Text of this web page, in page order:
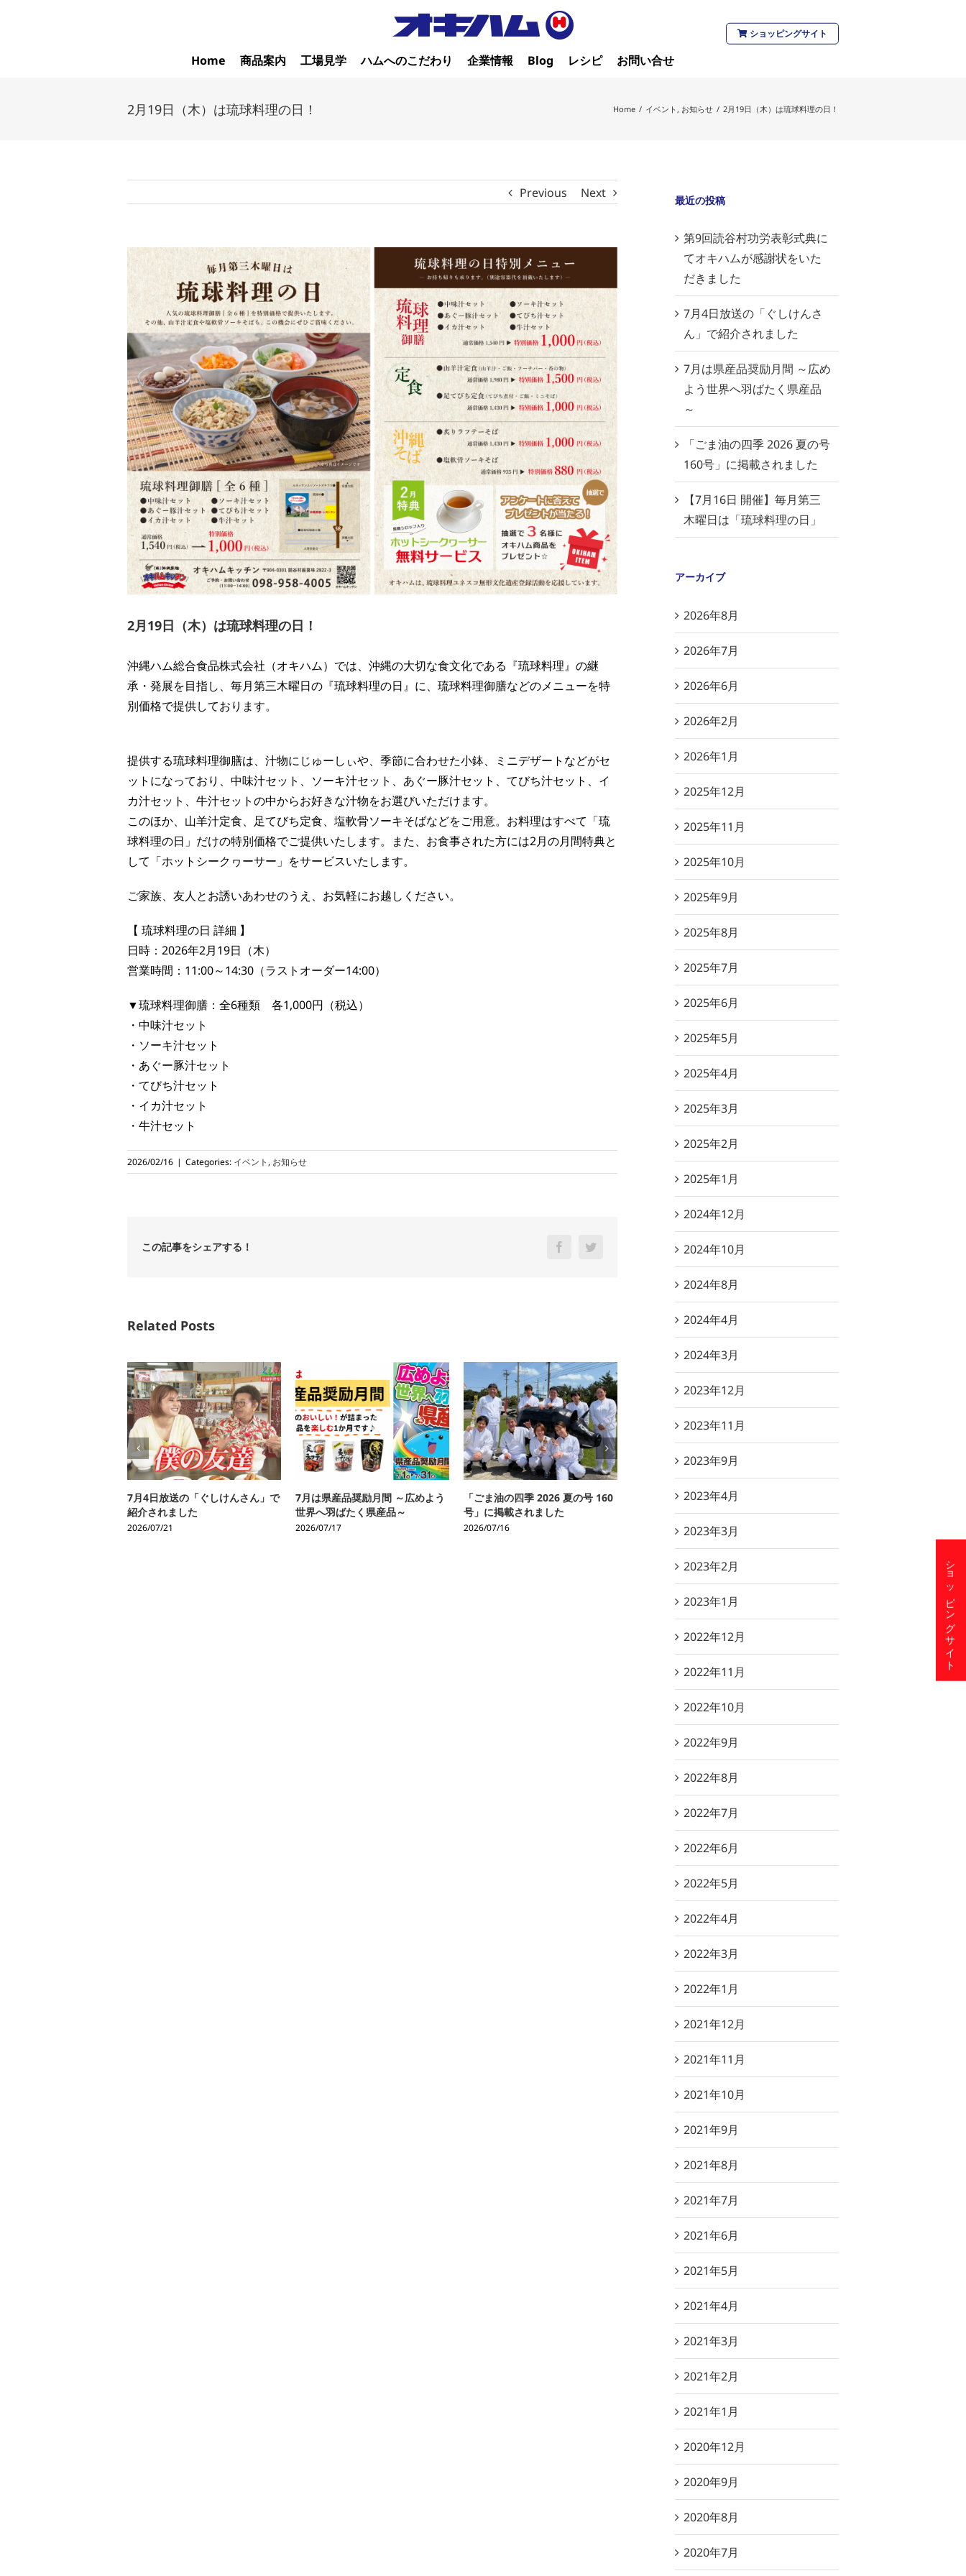
ショッピングサイト
Home 商品案内 工場見学 ハムへのこだわり 企業情報 Blog レシピ お問い合せ
2月19日（木）は琉球料理の日！ Home / イベント, お知らせ / 2月19日（木）は琉球料理の日！
Previous Next
View
Larger
Image
2月19日（木）は琉球料理の日！
沖縄ハム総合食品株式会社（オキハム）では、沖縄の大切な食文化である『琉球料理』の継
承・発展を目指し、毎月第三木曜日の『琉球料理の日』に、琉球料理御膳などのメニューを特
別価格で提供しております。
提供する琉球料理御膳は、汁物にじゅーしぃや、季節に合わせた小鉢、ミニデザートなどがセ
ットになっており、中味汁セット、ソーキ汁セット、あぐー豚汁セット、てびち汁セット、イ
カ汁セット、牛汁セットの中からお好きな汁物をお選びいただけます。
このほか、山羊汁定食、足てびち定食、塩軟骨ソーキそばなどをご用意。お料理はすべて「琉
球料理の日」だけの特別価格でご提供いたします。また、お食事された方には2月の月間特典と
して「ホットシークヮーサー」をサービスいたします。
ご家族、友人とお誘いあわせのうえ、お気軽にお越しください。
【 琉球料理の日 詳細 】
日時：2026年2月19日（木）
営業時間： 11:00～14:30 （ラストオーダー14:00）
▼琉球料理御膳：全6種類 各1,000円（税込）
・中味汁セット
・ソーキ汁セット
・あぐー豚汁セット
・てびち汁セット
・イカ汁セット
・牛汁セット
2026/02/16 | Categories: イベント , お知らせ
この記事をシェアする！ Facebook
Related Posts
7月4日放送の「ぐしけんさん」で
紹介されました
2026/07/21
7月は県産品奨励月間 ～広めよう
世界へ羽ばたく県産品～
2026/07/17
「ごま油の四季 2026 夏の号 160
号」に掲載されました
2026/07/16
【7月16日 開催】毎月第三木曜日
は「琉球料理の日」
2026/07/16
キハムが感謝状をいただきました
最近の投稿
第9回読谷村功労表彰式典に
てオキハムが感謝状をいた
だきました
7月4日放送の「ぐしけんさ
ん」で紹介されました
7月は県産品奨励月間 ～広め
よう世界へ羽ばたく県産品
～
「ごま油の四季 2026 夏の号
160号」に掲載されました
【7月16日 開催】毎月第三
木曜日は「琉球料理の日」
アーカイブ
2026年8月
2026年7月
2026年6月
2026年2月
2026年1月
2025年12月
2025年11月
2025年10月
2025年9月
2025年8月
2025年7月
2025年6月
2025年5月
2025年4月
2025年3月
2025年2月
2025年1月
2024年12月
2024年10月
2024年8月
2024年4月
2024年3月
2023年12月
2023年11月
2023年9月
2023年4月
2023年3月
2023年2月
2023年1月
2022年12月
2022年11月
2022年10月
2022年9月
2022年8月
2022年7月
2022年6月
2022年5月
2022年4月
2022年3月
2022年1月
2021年12月
2021年11月
2021年10月
2021年9月
2021年8月
2021年7月
2021年6月
2021年5月
2021年4月
2021年3月
2021年2月
2021年1月
2020年12月
2020年9月
2020年8月
2020年7月
ショッピングサイト